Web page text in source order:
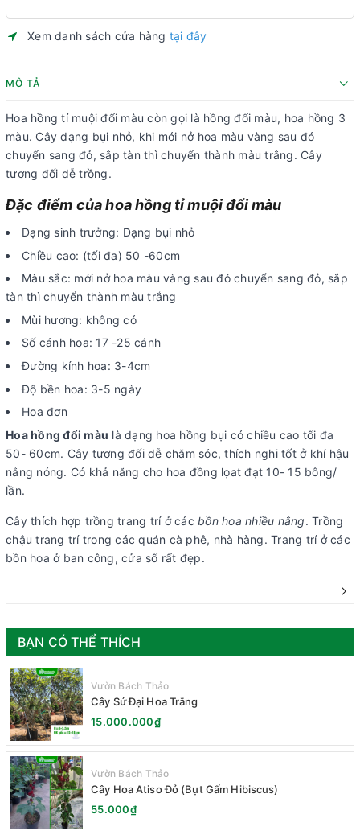
Xem danh sách cửa hàng tại đây
MÔ TẢ
Hoa hồng tỉ muội đổi màu còn gọi là hồng đổi màu, hoa hồng 3
màu. Cây dạng bụi nhỏ, khi mới nở hoa màu vàng sau đó
chuyển sang đỏ, sắp tàn thì chuyển thành màu trắng. Cây
tương đối dễ trồng.
Đặc điểm của hoa hồng tỉ muội đổi màu
Dạng sinh trưởng: Dạng bụi nhỏ
Chiều cao: (tối đa) 50 -60cm
Màu sắc: mới nở hoa màu vàng sau đó chuyển sang đỏ, sắp
tàn thì chuyển thành màu trắng
Mùi hương: không có
Số cánh hoa: 17 -25 cánh
Đường kính hoa: 3-4cm
Độ bền hoa: 3-5 ngày
Hoa đơn
Hoa hồng đổi màu là dạng hoa hồng bụi có chiều cao tối đa
50- 60cm. Cây tương đối dễ chăm sóc, thích nghi tốt ở khí hậu
nắng nóng. Có khả năng cho hoa đồng lọat đạt 10- 15 bông/
lần.
Cây thích hợp trồng trang trí ở các bồn hoa nhiều nắng. Trồng
chậu trang trí trong các quán cà phê, nhà hàng. Trang trí ở các
bồn hoa ở ban công, cửa số rất đẹp.
BẠN CÓ THỂ THÍCH
Vườn Bách Thảo
Cây Sứ Đại Hoa Trắng
15.000.000₫
Vườn Bách Thảo
Cây Hoa Atiso Đỏ (Bụt Gấm Hibiscus)
55.000₫